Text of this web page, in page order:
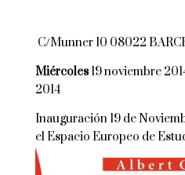
C/Munner 10 08022
Miércoles19 noviembre
2014
Inauguración 19 de
el Espacio Europeo de